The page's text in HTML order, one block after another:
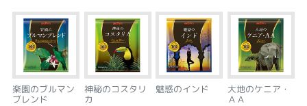
楽園のブルマン
ブレンド
神秘のコスタリ
カ
魅惑のインド 大地のケニア・
ＡＡ